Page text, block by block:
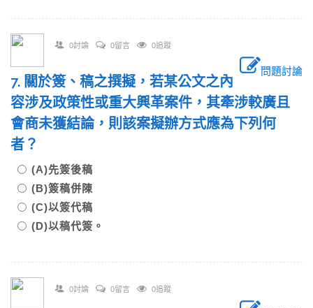
0討論 0留言 0追蹤
問題討論
7. 關於簽、稿之撰擬，若某公文之內
容涉及政策性或重大興革案件，其牽涉較廣且
會商未獲結論，則該案擬辦方式應為下列何
者？
(A)先簽後稿
(B)簽稿併陳
(C)以簽代稿
(D)以稿代簽。
0討論 0留言 0追蹤